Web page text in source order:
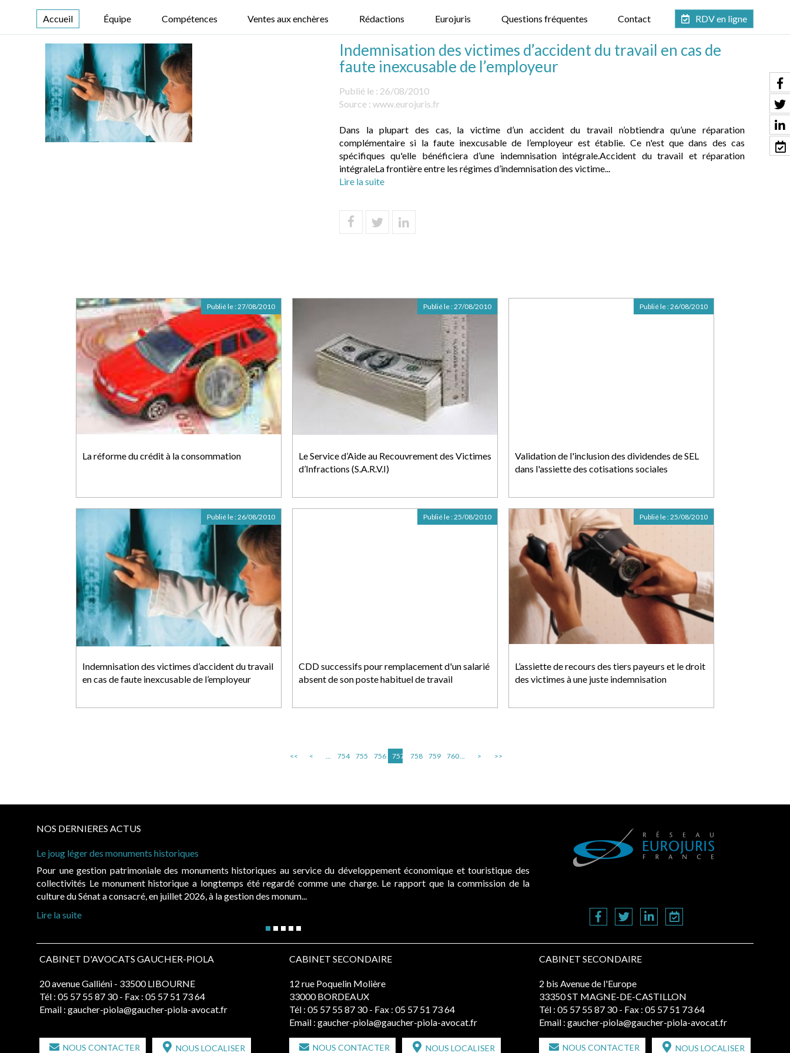
Accueil Équipe Compétences Ventes aux enchères Rédactions Eurojuris Questions fréquentes Contact RDV en ligne
Indemnisation des victimes d’accident du travail en cas de
faute inexcusable de l’employeur
Publié le : 26/08/2010
Source : www.eurojuris.fr
Dans la plupart des cas, la victime d’un accident du travail n’obtiendra qu’une réparation
complémentaire si la faute inexcusable de l’employeur est établie. Ce n'est que dans des cas
spécifiques qu'elle bénéficiera d’une indemnisation intégrale.Accident du travail et réparation
intégraleLa frontière entre les régimes d’indemnisation des victime...
Lire la suite
La réforme du crédit à la consommation
Publié le :27/08/2010
Le Service d’Aide au Recouvrement des Victimes
d’Infractions (S.A.R.V.I)
Publié le :27/08/2010
Validation de l'inclusion des dividendes de SEL
dans l'assiette des cotisations sociales
Publié le :26/08/2010
Indemnisation des victimes d’accident du travail
en cas de faute inexcusable de l’employeur
Publié le :26/08/2010
CDD successifs pour remplacement d'un salarié
absent de son poste habituel de travail
Publié le :25/08/2010
L’assiette de recours des tiers payeurs et le droit
des victimes à une juste indemnisation
Publié le :25/08/2010
<< < ... 754 755 756 757 758 759 760... > >>
NOS DERNIERES ACTUS
Le joug léger des monuments historiques
Pour une gestion patrimoniale des monuments historiques au service du développement économique et touristique des
collectivités Le monument historique a longtemps été regardé comme une charge. Le rapport que la commission de la
culture du Sénat a consacré, en juillet 2026, à la gestion des monum...
Lire la suite
CABINET D'AVOCATS GAUCHER-PIOLA
20 avenue Galliéni - 33500 LIBOURNE
Tél : 05 57 55 87 30 - Fax : 05 57 51 73 64
Email : gaucher-piola@gaucher-piola-avocat.fr
NOUS CONTACTER NOUS LOCALISER
CABINET SECONDAIRE
12 rue Poquelin Molière
33000 BORDEAUX
Tél : 05 57 55 87 30 - Fax : 05 57 51 73 64
Email : gaucher-piola@gaucher-piola-avocat.fr
NOUS CONTACTER NOUS LOCALISER
CABINET SECONDAIRE
2 bis Avenue de l'Europe
33350 ST MAGNE-DE-CASTILLON
Tél : 05 57 55 87 30 - Fax : 05 57 51 73 64
Email : gaucher-piola@gaucher-piola-avocat.fr
NOUS CONTACTER NOUS LOCALISER